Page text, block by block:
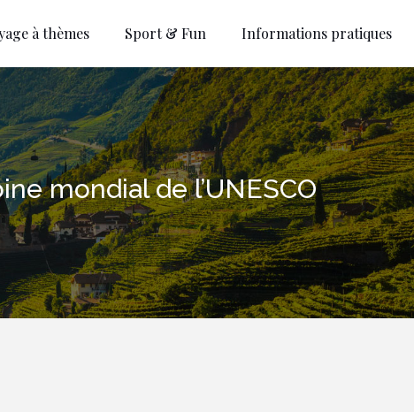
à thèmes Sport & Fun Informations pratiques
mondial de l’UNESCO